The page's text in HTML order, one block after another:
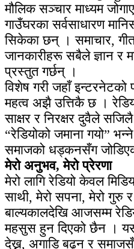
मौलिक सञ्चार माध्यम
गाउँघरका सर्वसाधारण
सिकेका छन् । समाचार,
जानकारीहरू सबैले ज्ञान र
प्रस्तुत गर्छन् ।
विशेष गरी जहाँ इन्टरनेटको
महत्व अझै उत्तिकै छ ।
साक्षर र निरक्षर दुवैले
“रेडियोको जमाना गयो”
समाजको धड्कनसँग
मेरो अनुभव, मेरो प्रेरणा
मेरो लागि रेडियो केवल
साथी, मेरो सपना, मेरो गुरु
बाल्यकालदेखि आजसम्म
महसुस हुन दिएको छैन ।
देख्न, अगाडि बढ्न र